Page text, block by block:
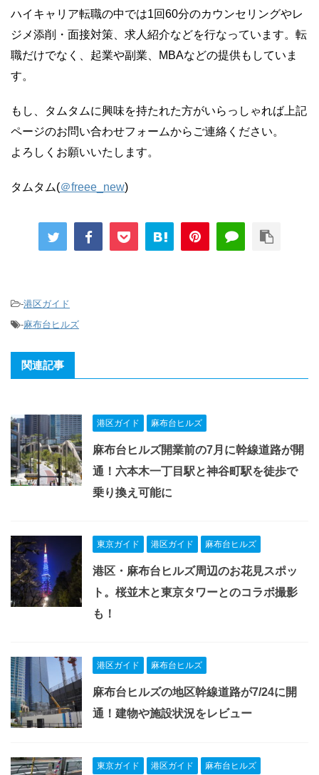
ハイキャリア転職の中では1回60分のカウンセリングやレ
ジメ添削・面接対策、求人紹介などを行なっています。転
職だけでなく、起業や副業、MBAなどの提供もしていま
す。
もし、タムタムに興味を持たれた方がいらっしゃれば上記
ページのお問い合わせフォームからご連絡ください。
よろしくお願いいたします。
タムタム(＠freee_new)
-港区ガイド
-麻布台ヒルズ
関連記事
港区ガイド 麻布台ヒルズ
麻布台ヒルズ開業前の7月に幹線道路が開
通！六本木一丁目駅と神谷町駅を徒歩で
乗り換え可能に
東京ガイド 港区ガイド 麻布台ヒルズ
港区・麻布台ヒルズ周辺のお花見スポッ
ト。桜並木と東京タワーとのコラボ撮影
も！
港区ガイド 麻布台ヒルズ
麻布台ヒルズの地区幹線道路が7/24に開
通！建物や施設状況をレビュー
東京ガイド 港区ガイド 麻布台ヒルズ